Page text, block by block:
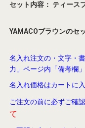
セット内容： ティース
YAMACOブラウンのセ
名入れ注文の・文字・
力」ページ内「備考欄
名入れ価格はカートに
ご注文の前に必ずご確
て